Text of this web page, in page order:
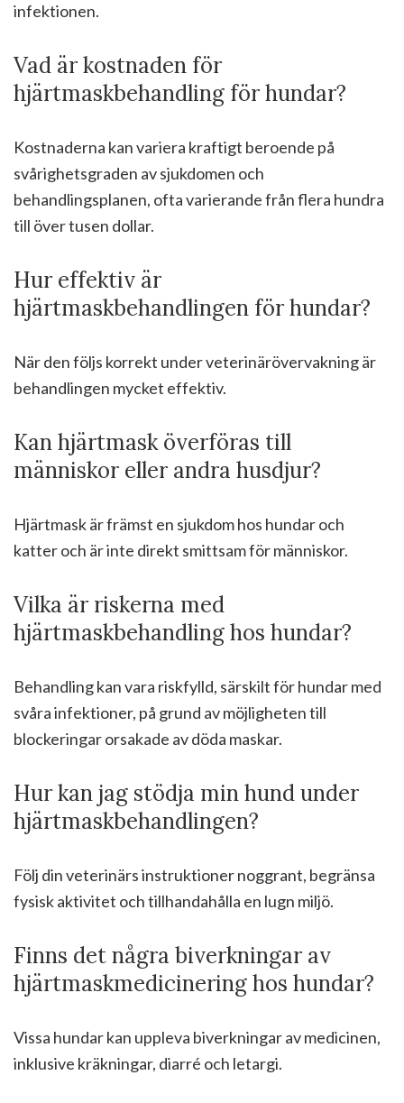
infektionen.
Vad är kostnaden för
hjärtmaskbehandling för hundar?
Kostnaderna kan variera kraftigt beroende på
svårighetsgraden av sjukdomen och
behandlingsplanen, ofta varierande från flera hundra
till över tusen dollar.
Hur effektiv är
hjärtmaskbehandlingen för hundar?
När den följs korrekt under veterinärövervakning är
behandlingen mycket effektiv.
Kan hjärtmask överföras till
människor eller andra husdjur?
Hjärtmask är främst en sjukdom hos hundar och
katter och är inte direkt smittsam för människor.
Vilka är riskerna med
hjärtmaskbehandling hos hundar?
Behandling kan vara riskfylld, särskilt för hundar med
svåra infektioner, på grund av möjligheten till
blockeringar orsakade av döda maskar.
Hur kan jag stödja min hund under
hjärtmaskbehandlingen?
Följ din veterinärs instruktioner noggrant, begränsa
fysisk aktivitet och tillhandahålla en lugn miljö.
Finns det några biverkningar av
hjärtmaskmedicinering hos hundar?
Vissa hundar kan uppleva biverkningar av medicinen,
inklusive kräkningar, diarré och letargi.